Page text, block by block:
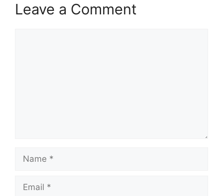
Leave a Comment
Name
Email